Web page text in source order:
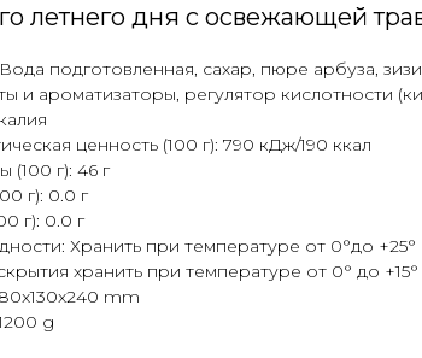
летнего дня с освежающей
подготовленная, сахар, пюре арбуза,
и ароматизаторы, регулятор кислотности
ценность (100 г): 790 кДж/190 ккал
(100 г): 46 г
г): 0.0 г
г): 0.0 г
Хранить при температуре от 0°до +25°
хранить при температуре от 0° до
mm
g